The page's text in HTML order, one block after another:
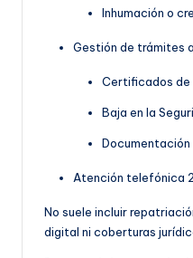
Inhumación o
Gestión de trámites
Certificados de
Baja en la
Documentación
Atención telefónica
No suele incluir
digital ni coberturas